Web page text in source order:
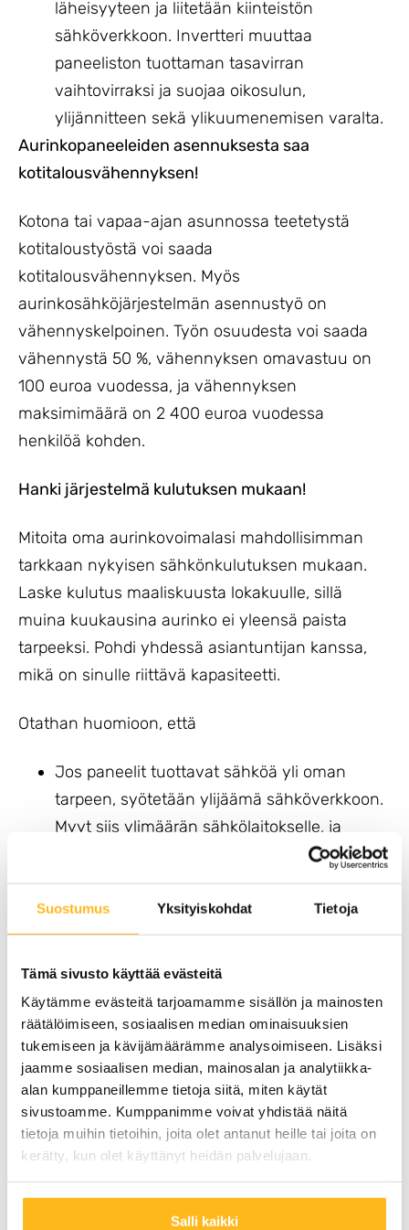
Suostumus Yksityiskohdat Tietoja
Tämä sivusto käyttää evästeitä
Käytämme evästeitä tarjoamamme sisällön ja mainosten
räätälöimiseen, sosiaalisen median ominaisuuksien
tukemiseen ja kävijämäärämme analysoimiseen. Lisäksi
jaamme sosiaalisen median, mainosalan ja analytiikka-
alan kumppaneillemme tietoja siitä, miten käytät
sivustoamme. Kumppanimme voivat yhdistää näitä
tietoja muihin tietoihin, joita olet antanut heille tai joita on
kerätty, kun olet käyttänyt heidän palvelujaan.
Salli kaikki
läheisyyteen ja liitetään kiinteistön
sähköverkkoon. Invertteri muuttaa
paneeliston tuottaman tasavirran
vaihtovirraksi ja suojaa oikosulun,
ylijännitteen sekä ylikuumenemisen varalta.
Aurinkopaneeleiden asennuksesta saa
kotitalousvähennyksen!
Kotona tai vapaa-ajan asunnossa teetetystä
kotitaloustyöstä voi saada
kotitalousvähennyksen. Myös
aurinkosähköjärjestelmän asennustyö on
vähennyskelpoinen. Työn osuudesta voi saada
vähennystä 50 %, vähennyksen omavastuu on
100 euroa vuodessa, ja vähennyksen
maksimimäärä on 2 400 euroa vuodessa
henkilöä kohden.
Hanki järjestelmä kulutuksen mukaan!
Mitoita oma aurinkovoimalasi mahdollisimman
tarkkaan nykyisen sähkönkulutuksen mukaan.
Laske kulutus maaliskuusta lokakuulle, sillä
muina kuukausina aurinko ei yleensä paista
tarpeeksi. Pohdi yhdessä asiantuntijan kanssa,
mikä on sinulle riittävä kapasiteetti.
Otathan huomioon, että
Jos paneelit tuottavat sähköä yli oman
tarpeen, syötetään ylijäämä sähköverkkoon.
Myyt siis ylimäärän sähkölaitokselle, ja
sähkölaitos vähentää myynnin osuuden
sähkölaskussasi. Myynti ei kuitenkaan ole
niin kannattavaa, että paneeleita kannattaisi
hankkia pelkästään sitä varten.
Jos paneelit eivät tuota riittävästi, otetaan
sähköverkosta.
Muuta kulutustottumuksia!
Kun järjestelmäsi on toiminnassa, hoitaa aurinko
ison osan sähkölaitteiden tarvitsemasta sähköstä.
Kaikkia paljon kuluttavia laitteita kannattaa siis
käyttää päivällä; esimerkiksi ilmalämpöpumppua
voi aurinkoisena päivänä käyttää